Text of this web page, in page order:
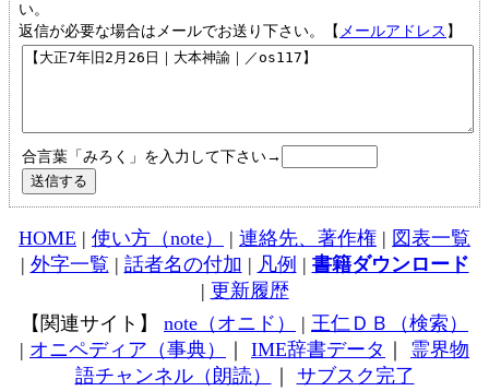
い。
返信が必要な場合はメールでお送り下さい。【 メールアドレス 】
合言葉「みろく」を入力して下さい→
HOME | 使い方（note） | 連絡先、著作権 | 図表一覧
| 外字一覧 | 話者名の付加 | 凡例 | 書籍ダウンロード
| 更新履歴
【関連サイト】 note（オニド） | 王仁ＤＢ（検索）
| オニペディア（事典） ｜ IME辞書データ ｜ 霊界物
語チャンネル（朗読）
｜ サブスク完了